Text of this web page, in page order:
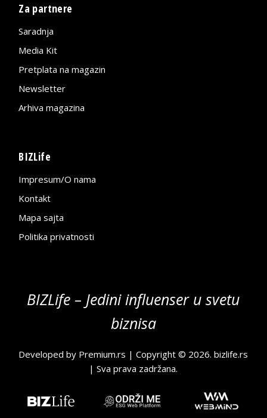
Za partnere
Saradnja
Media Kit
Pretplata na magazin
Newsletter
Arhiva magazina
BIZLife
Impresum/O nama
Kontakt
Mapa sajta
Politika privatnosti
BIZLife – Jedini influenser u svetu
biznisa
Developed by Premium.rs | Copyright © 2026.bizlife.rs
| Sva prava zadržana.